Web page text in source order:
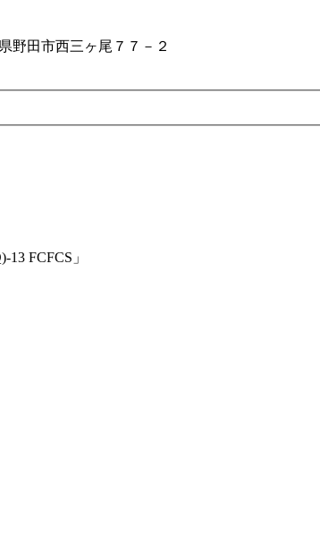
野田市西三ヶ尾７７－２
FCFCS」